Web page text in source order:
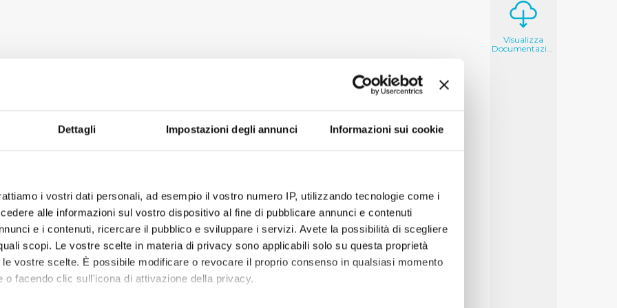
Dettagli Impostazioni degli annunci Informazioni sui cookie
i vostri dati personali, ad esempio il vostro numero IP, utilizzando tecnologie come i
alle informazioni sul vostro dispositivo al fine di pubblicare annunci e contenuti
e i contenuti, ricercare il pubblico e sviluppare i servizi. Avete la possibilità di scegliere
scopi. Le vostre scelte in materia di privacy sono applicabili solo su questa proprietà
vostre scelte. È possibile modificare o revocare il proprio consenso in qualsiasi momento
o facendo clic sull'icona di attivazione della privacy.
Visualizza
Documentazione